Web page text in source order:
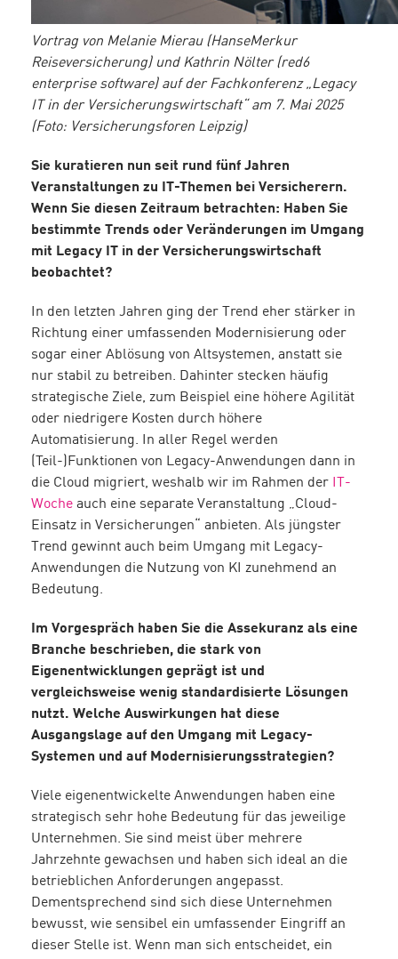
Vortrag von Melanie Mierau (HanseMerkur
Reiseversicherung) und Kathrin Nölter (red6
enterprise software) auf der Fachkonferenz „Legacy
IT in der Versicherungswirtschaft“ am 7. Mai 2025
(Foto: Versicherungsforen Leipzig)
Sie kuratieren nun seit rund fünf Jahren
Veranstaltungen zu IT-Themen bei Versicherern.
Wenn Sie diesen Zeitraum betrachten: Haben Sie
bestimmte Trends oder Veränderungen im Umgang
mit Legacy IT in der Versicherungswirtschaft
beobachtet?
In den letzten Jahren ging der Trend eher stärker in
Richtung einer umfassenden Modernisierung oder
sogar einer Ablösung von Altsystemen, anstatt sie
nur stabil zu betreiben. Dahinter stecken häufig
strategische Ziele, zum Beispiel eine höhere Agilität
oder niedrigere Kosten durch höhere
Automatisierung. In aller Regel werden
(Teil-)Funktionen von Legacy-Anwendungen dann in
die Cloud migriert, weshalb wir im Rahmen der
IT-
Woche auch eine separate Veranstaltung „Cloud-
Einsatz in Versicherungen“ anbieten. Als jüngster
Trend gewinnt auch beim Umgang mit Legacy-
Anwendungen die Nutzung von KI zunehmend an
Bedeutung.
Im Vorgespräch haben Sie die Assekuranz als eine
Branche beschrieben, die stark von
Eigenentwicklungen geprägt ist und
vergleichsweise wenig standardisierte Lösungen
nutzt. Welche Auswirkungen hat diese
Ausgangslage auf den Umgang mit Legacy-
Systemen und auf Modernisierungsstrategien?
Viele eigenentwickelte Anwendungen haben eine
strategisch sehr hohe Bedeutung für das jeweilige
Unternehmen. Sie sind meist über mehrere
Jahrzehnte gewachsen und haben sich ideal an die
betrieblichen Anforderungen angepasst.
Dementsprechend sind sich diese Unternehmen
bewusst, wie sensibel ein umfassender Eingriff an
dieser Stelle ist. Wenn man sich entscheidet, ein